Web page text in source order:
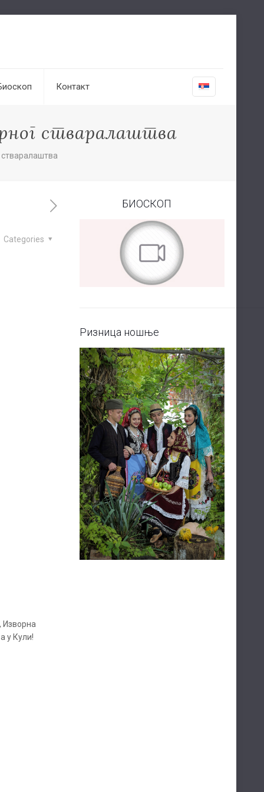
Контакт
стваралаштва
Categories
Изворна
у Кули!
БИОСКОП
Ризница ношње